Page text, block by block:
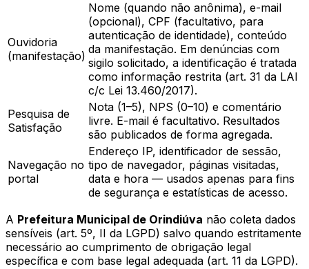
Ouvidoria
(manifestação)
Nome (quando não anônima), e-mail
(opcional), CPF (facultativo, para
autenticação de identidade), conteúdo
da manifestação. Em denúncias com
sigilo solicitado, a identificação é tratada
como informação restrita (art. 31 da LAI
c/c Lei 13.460/2017).
Pesquisa de
Satisfação
Nota (1–5), NPS (0–10) e comentário
livre. E-mail é facultativo. Resultados
são publicados de forma agregada.
Navegação no
portal
Endereço IP, identificador de sessão,
tipo de navegador, páginas visitadas,
data e hora — usados apenas para fins
de segurança e estatísticas de acesso.
A Prefeitura Municipal de Orindiúva não coleta dados
sensíveis (art. 5º, II da LGPD) salvo quando estritamente
necessário ao cumprimento de obrigação legal
específica e com base legal adequada (art. 11 da LGPD).